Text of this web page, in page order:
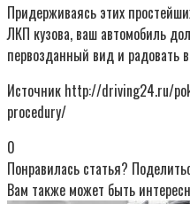
Придерживаясь этих
ЛКП кузова, ваш автомобиль
первозданный вид и радовать
Источник http://driving24.ru/
procedury/
0
Понравилась статья?
Вам также может быть